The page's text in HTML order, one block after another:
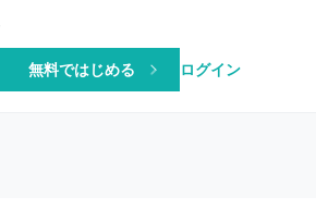
無料ではじめる ログイン